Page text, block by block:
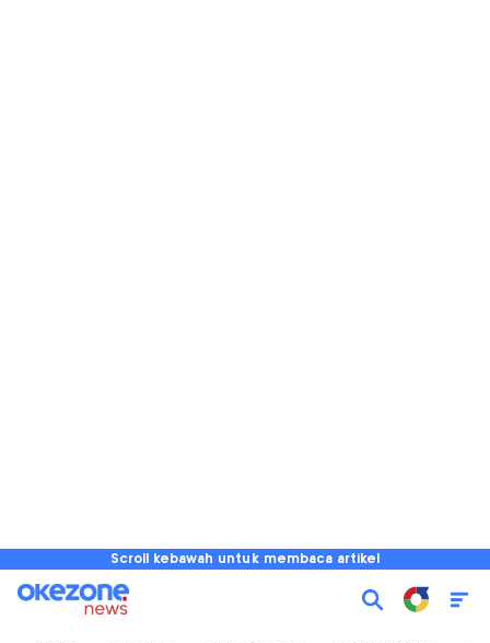
Scroll kebawah untuk membaca artikel